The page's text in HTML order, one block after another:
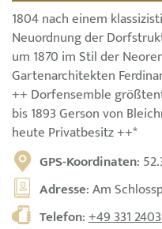
1804 nach einem
Neuordnung der
um 1870 im Stil der
Gartenarchitekten
++ Dorfensemble
bis 1893 Gerson von
heute Privatbesitz ++*
GPS-Koordinaten:
Adresse: Am
Telefon:+49 331